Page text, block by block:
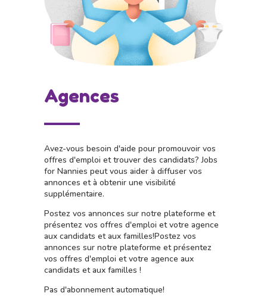
Agences
Avez-vous besoin d'aide pour promouvoir vos
offres d'emploi et trouver des candidats?Jobs
for Nannies peut vous aider à diffuser vos
annonces et à obtenir une visibilité
supplémentaire.
Postez vos annonces sur notre plateforme et
présentez vos offres d'emploi et votre agence
aux candidats et aux familles!Postez vos
annonces sur notre plateforme et présentez
vos offres d'emploi et votre agence aux
candidats et aux familles !
Pas d'abonnement automatique!